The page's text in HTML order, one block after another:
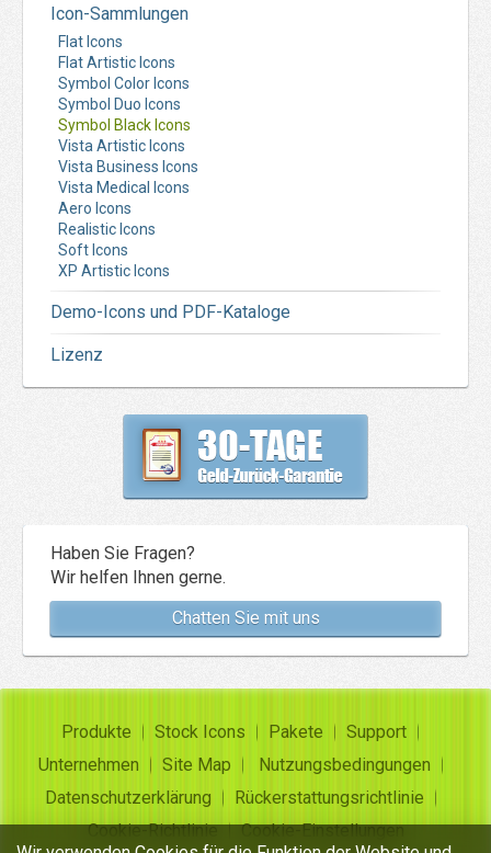
Icon-Sammlungen
Flat Icons
Flat Artistic Icons
Symbol Color Icons
Symbol Duo Icons
Symbol Black Icons
Vista Artistic Icons
Vista Business Icons
Vista Medical Icons
Aero Icons
Realistic Icons
Soft Icons
XP Artistic Icons
Demo-Icons und PDF-Kataloge
Lizenz
Haben Sie Fragen?
Wir helfen Ihnen gerne.
Chatten Sie mit uns
Produkte Stock Icons Pakete
Support
Unternehmen
Site Map
Nutzungsbedingungen
Datenschutzerklärung
Rückerstattungsrichtlinie
Cookie-Richtlinie
Cookie-Einstellungen